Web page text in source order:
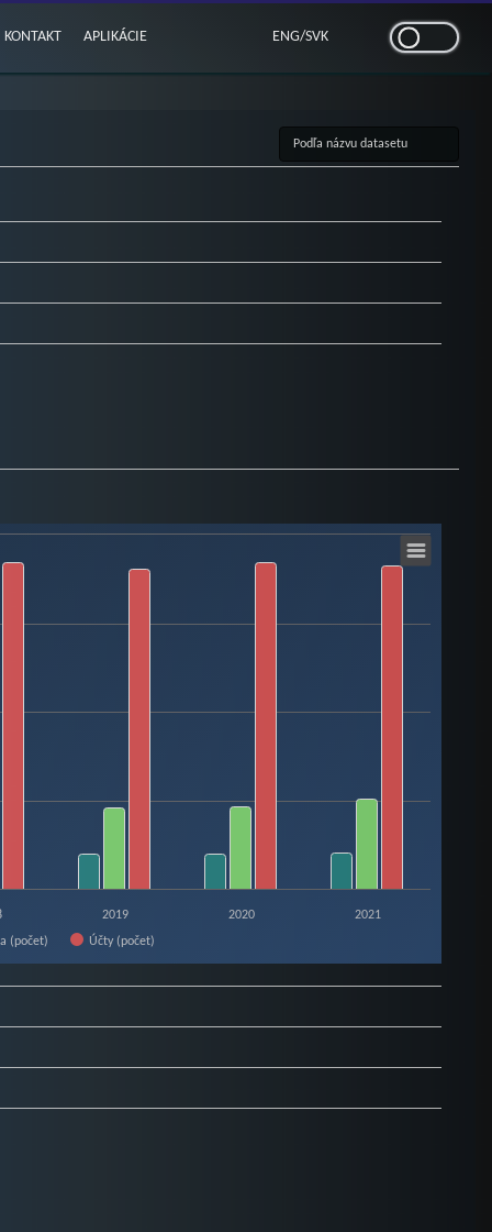
KONTAKT APLIKÁCIE ENG/SVK
(počet) Účty (počet)
2019 2020 2021